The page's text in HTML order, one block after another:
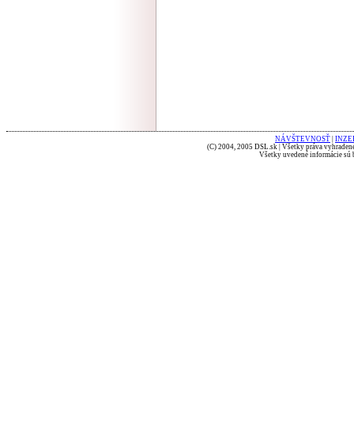
NÁVŠTEVNOSŤ
(C) 2004, 2005 DSL.sk | Všetky práva
Všetky uvedené informácie sú